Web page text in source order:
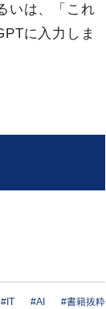
いは、「これ
に入力しま
#IT #AI #書籍抜粋